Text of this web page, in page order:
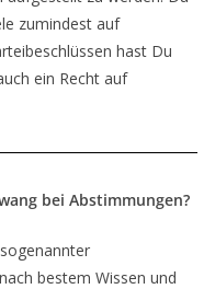
zumindest auf
hast Du
ein Recht auf
bei Abstimmungen?
bestem Wissen und